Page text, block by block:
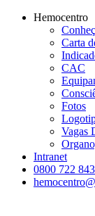
Página
Conteúdo principal
Hemocentro
Carta
CAC
Fotos
Vagas
Intranet
0800 722